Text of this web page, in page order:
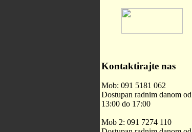
Kontaktirajte nas
Mob: 091 5181 062
Dostupan radnim danom od
13:00 do 17:00
Mob 2: 091 7274 110